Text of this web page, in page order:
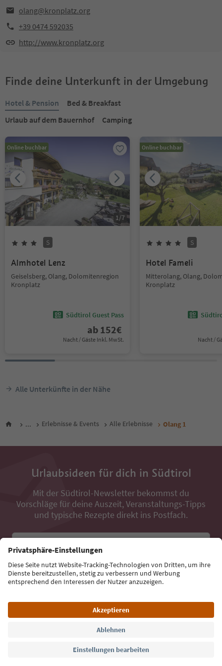
olang@kronplatz.org
+39 0474 592035
http://www.kronplatz.org
Finde deine Unterkunft in der Umgebung
Hotel & Pension
Bed & Breakfast
Urlaub auf dem Bauernhof
Camping
Online buchbar
1/7
S
Almhotel Lenz
Geiselsberg, Olang, Dolomitenregion
Kronplatz
Südtirol Guest Pass
ab 152€
Nacht / Gäste Inkl. MwSt.
Online buchbar
S
Hotel Fameli
Mitterolang, Olang,
Kronplatz
Nacht /
Alle Unterkünfte in der Nähe
... Erlebnisse & Events Alle Erlebnisse Olang 1
Urlaubsideen für dich in Südtirol
Mit der Südtirol-Newsletter bekommst du
Vorschläge für deine Auszeit, Veranstaltungs-Tipps
und typische Rezepte direkt ins Postfach.
Jetzt anmelden